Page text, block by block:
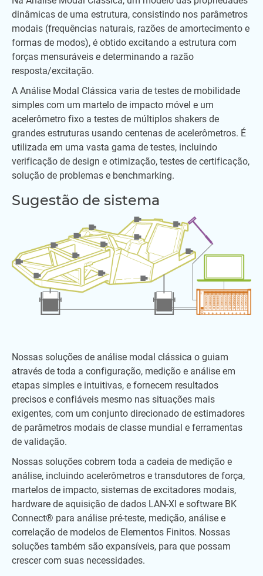
dinâmicas de uma estrutura, consistindo nos parâmetros
modais (frequências naturais, razões de amortecimento e
formas de modos), é obtido excitando a estrutura com
forças mensuráveis e determinando a razão
resposta/excitação.
A Análise Modal Clássica varia de testes de mobilidade
simples com um martelo de impacto móvel e um
acelerômetro fixo a testes de múltiplos shakers de
grandes estruturas usando centenas de acelerômetros. É
utilizada em uma vasta gama de testes, incluindo
verificação de design e otimização, testes de certificação,
solução de problemas e benchmarking.
Sugestão de sistema
Nossas soluções de análise modal clássica o guiam
através de toda a configuração, medição e análise em
etapas simples e intuitivas, e fornecem resultados
precisos e confiáveis mesmo nas situações mais
exigentes, com um conjunto direcionado de estimadores
de parâmetros modais de classe mundial e ferramentas
de validação.
Nossas soluções cobrem toda a cadeia de medição e
análise, incluindo acelerômetros e transdutores de força,
martelos de impacto, sistemas de excitadores modais,
hardware de aquisição de dados LAN-XI e software BK
Connect® para análise pré-teste, medição, análise e
correlação de modelos de Elementos Finitos. Nossas
soluções também são expansíveis, para que possam
crescer com suas necessidades.